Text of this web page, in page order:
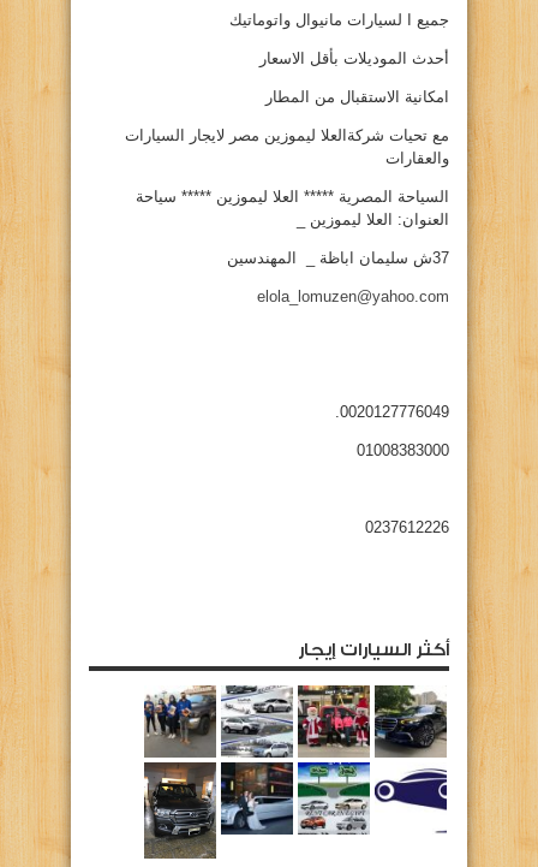
جميع ا لسيارات مانيوال واتوماتيك
أحدث الموديلات بأقل الاسعار
امكانية الاستقبال من المطار
مع تحيات شركةالعلا ليموزين مصر لايجار السيارات
والعقارات
السياحة المصرية ***** العلا ليموزين ***** سياحة
العنوان: العلا ليموزين _
37ش سليمان اباظة _ المهندسين
elola_lomuzen@yahoo.com
0020127776049.
01008383000
0237612226
أكثر السيارات إيجار